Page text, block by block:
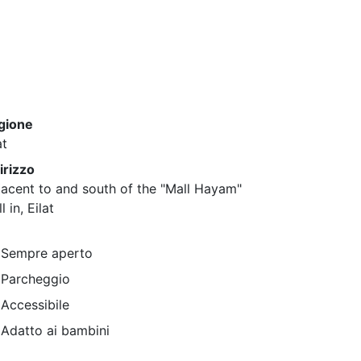
to and south of the "Mall Hayam"
in, Eilat
Sempre aperto
Parcheggio
Accessibile
Adatto ai bambini